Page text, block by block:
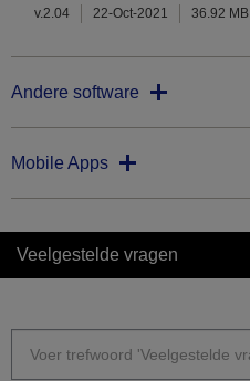
v.2.04 22-Oct-2021 36.92 MB
Andere software
Mobile Apps
Veelgestelde vragen